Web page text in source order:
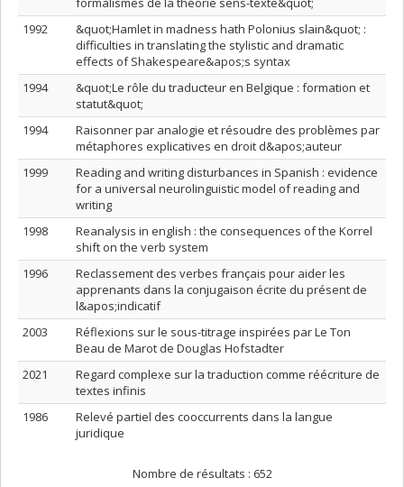
1992
&quot;Hamlet in madness hath Polonius slain&quot; :
difficulties in translating the stylistic and dramatic
effects of Shakespeare&apos;s syntax
1994
&quot;Le rôle du traducteur en Belgique : formation et
statut&quot;
1994
Raisonner par analogie et résoudre des problèmes par
métaphores explicatives en droit d&apos;auteur
1999
Reading and writing disturbances in Spanish : evidence
for a universal neurolinguistic model of reading and
writing
1998
Reanalysis in english : the consequences of the Korrel
shift on the verb system
1996
Reclassement des verbes français pour aider les
apprenants dans la conjugaison écrite du présent de
l&apos;indicatif
2003
Réflexions sur le sous-titrage inspirées par Le Ton
Beau de Marot de Douglas Hofstadter
2021
Regard complexe sur la traduction comme réécriture de
textes infinis
1986
Relevé partiel des cooccurrents dans la langue
juridique
Nombre de résultats : 652